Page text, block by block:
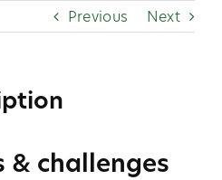
Previous Next
& challenges